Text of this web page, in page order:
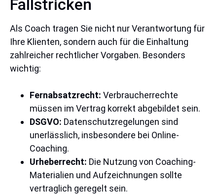
Fallstricken
Als Coach tragen Sie nicht nur Verantwortung für
Ihre Klienten, sondern auch für die Einhaltung
zahlreicher rechtlicher Vorgaben. Besonders
wichtig:
Fernabsatzrecht: Verbraucherrechte
müssen im Vertrag korrekt abgebildet sein.
DSGVO: Datenschutzregelungen sind
unerlässlich, insbesondere bei Online-
Coaching.
Urheberrecht: Die Nutzung von Coaching-
Materialien und Aufzeichnungen sollte
vertraglich geregelt sein.